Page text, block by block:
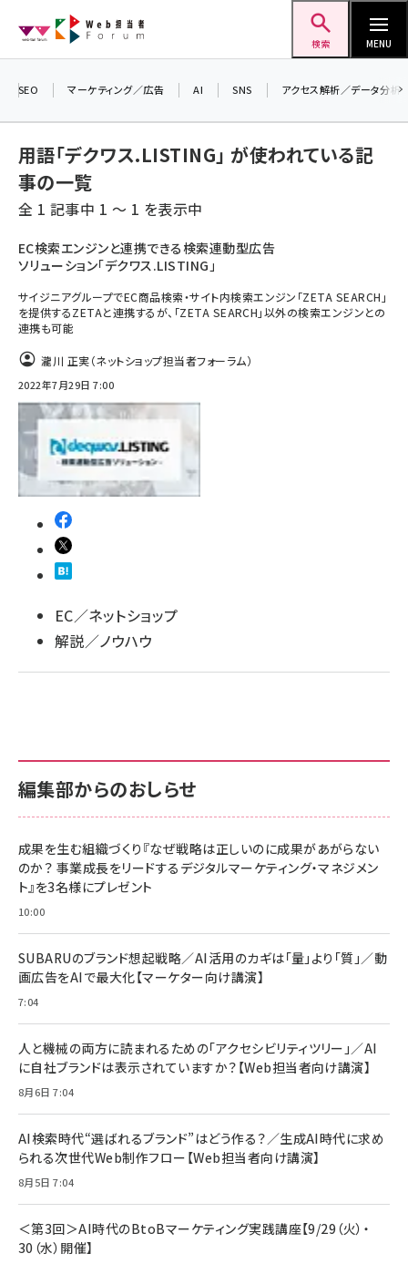
ン
検索 MENU
seo (3524)
ai (2804)
youtube (2431)
note (2312)
meo (1275)
llmo (1163)
SEO マーケティング／広告 AI SNS アクセス解析／データ分析
用語「デクワス.LISTING」 が使われている記
事の一覧
全 1 記事中 1 ～ 1 を表示中
EC検索エンジンと連携できる検索連動型広告
ソリューション「デクワス.LISTING」
サイジニアグループでEC商品検索・サイト内検索エンジン「ZETA SEARCH」
を提供するZETAと連携するが、「ZETA SEARCH」以外の検索エンジンとの
連携も可能
瀧川 正実（ネットショップ担当者フォーラム）
2022年7月29日 7:00
EC／ネットショップ
解説／ノウハウ
編集部からのおしらせ
成果を生む組織づくり『なぜ戦略は正しいのに成果があがらない
のか？ 事業成長をリードするデジタルマーケティング・マネジメン
ト』を3名様にプレゼント
10:00
SUBARUのブランド想起戦略／AI活用のカギは「量」より「質」／動
画広告をAIで最大化【マーケター向け講演】
7:04
人と機械の両方に読まれるための「アクセシビリティツリー」／AI
に自社ブランドは表示されていますか？【Web担当者向け講演】
8月6日 7:04
AI検索時代“選ばれるブランド”はどう作る？／生成AI時代に求め
られる次世代Web制作フロー【Web担当者向け講演】
8月5日 7:04
＜第3回＞AI時代のBtoBマーケティング実践講座【9/29（火）・
30（水）開催】